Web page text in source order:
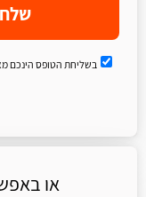
בשליחת הטופס הינכם
או